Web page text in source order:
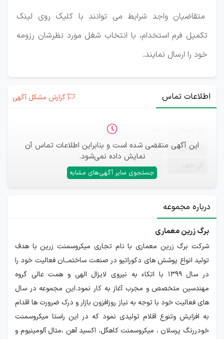
متقاضیان واجد شرایط می توانند با کلیک روی لینک
تکمیل فرم استخدام، با انتخاب شغل مورد نظرشان رزومه
خود را ارسال نمایند.
اطلاعات تماس گزارش مشکل آگهی
این آگهی منقضی شده است و بنابراین اطلاعات تماس آن
نمایش داده نمی‌شود.
جستجوی سایر آگهی‌های مشابه
ایمیل —
—
درباره مجموعه
برگ زرین معماری
شرکت برگ زرین معماری با نام تجاری میکروسمنت زرین با هدف
تولید انواع پوشش های دکوراتیو در صنعت ساختمــان فعالیت خود را
در سال 1399 با اتکاء به نیروی لایزال الهی و همت عالی گروه
مهندسین متخصص و مجرب آغاز به کار نمود.این مجموعه در سال
های فعالیت خود با توجه به نیاز روزافزون بازار و درک ضرورت ها اقدام
به افزایش وتنوع اقلام تولیدی نمود که در این راستا میکروسمنت
خودررنگ پرسلان ، میکروسمنت کاهگل، اکسید آهن ،متال آلومینیوم و